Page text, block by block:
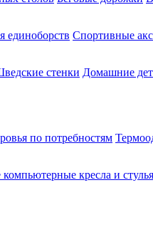
единоборств Спортивные
стенки Домашние
по потребностям
кресла и стулья